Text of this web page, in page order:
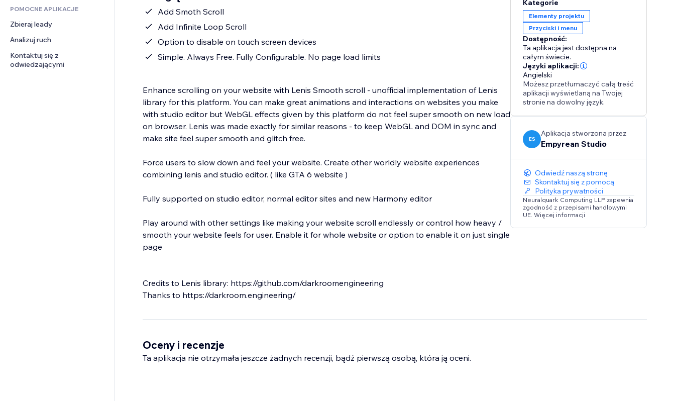
Pogoda
Wykresy i tabele
CRM
POMOCNE APLIKACJE
Zbieraj leady
Analizuj ruch
Kontaktuj się z
odwiedzającymi
Add Smoth Scroll
Add Infinite Loop Scroll
Option to disable on touch screen devices
Simple. Always Free. Fully Configurable. No page load limits
Enhance scrolling on your website with Lenis Smooth scroll - unofficial implementation of Lenis
library for this platform. You can make great animations and interactions on websites you make
with studio editor but WebGL effects given by this platform do not feel super smooth on new load
on browser. Lenis was made exactly for similar reasons - to keep WebGL and DOM in sync and
make site feel super smooth and glitch free.
Force users to slow down and feel your website. Create other worldly website experiences
combining lenis and studio editor. ( like GTA 6 website )
Fully supported on studio editor, normal editor sites and new Harmony editor
Play around with other settings like making your website scroll endlessly or control how heavy /
smooth your website feels for user. Enable it for whole website or option to enable it on just single
page
Credits to Lenis library: https://github.com/darkroomengineering
Thanks to https://darkroom.engineering/
Kategorie
Elementy projektu
Przyciski i menu
Dostępność:
Ta aplikacja jest dostępna na
całym świecie.
Języki aplikacji:
Angielski
Możesz przetłumaczyć całą treść
aplikacji wyświetlaną na Twojej
stronie na dowolny język.
ES
Aplikacja stworzona przez
Empyrean Studio
Odwiedź naszą stronę
Skontaktuj się z pomocą
Polityka prywatności
Neuralquark Computing LLP zapewnia
zgodność z przepisami handlowymi
UE. Więcej informacji
Oceny i recenzje
Ta aplikacja nie otrzymała jeszcze żadnych recenzji, bądź pierwszą osobą, która ją oceni.